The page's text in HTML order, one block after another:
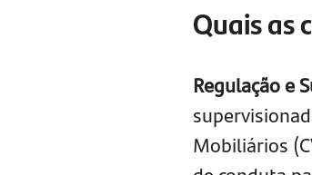
Quais as
Regulação e
Mobiliários